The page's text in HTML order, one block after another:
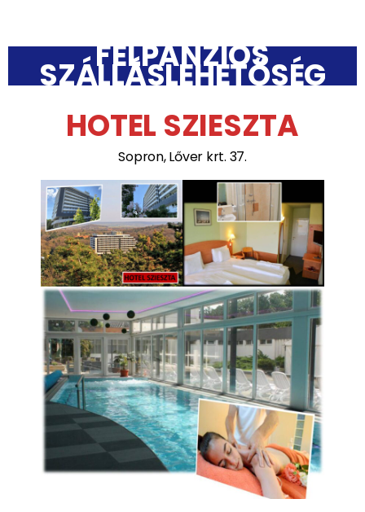
FÉLPANZIÓS
SZÁLLÁSLEHETŐSÉG
HOTEL SZIESZTA
Sopron, Lőver krt. 37.